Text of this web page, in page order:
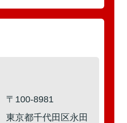
ら
席（秘書）
席（秘書）
〒100-8981
東京都千代田区永田